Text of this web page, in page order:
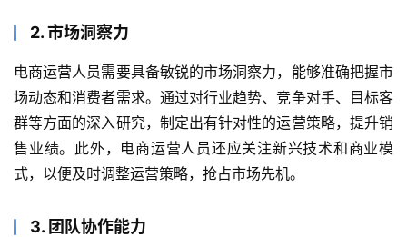
2. 市场洞察力
电商运营人员需要具备敏锐的市场洞察力，能够准确把握市
场动态和消费者需求。通过对行业趋势、竞争对手、目标客
群等方面的深入研究，制定出有针对性的运营策略，提升销
售业绩。此外，电商运营人员还应关注新兴技术和商业模
式，以便及时调整运营策略，抢占市场先机。
3. 团队协作能力